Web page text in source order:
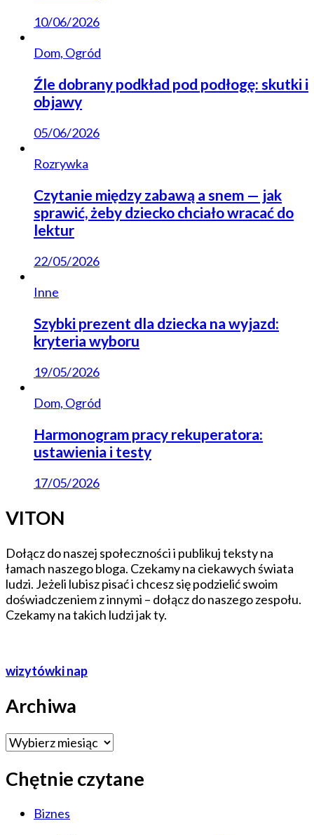
10/06/2026
Dom, Ogród
Źle dobrany podkład pod podłogę: skutki i
objawy
05/06/2026
Rozrywka
Czytanie między zabawą a snem — jak
sprawić, żeby dziecko chciało wracać do
lektur
22/05/2026
Inne
Szybki prezent dla dziecka na wyjazd:
kryteria wyboru
19/05/2026
Dom, Ogród
Harmonogram pracy rekuperatora:
ustawienia i testy
17/05/2026
VITON
Dołącz do naszej społeczności i publikuj teksty na
łamach naszego bloga. Czekamy na ciekawych świata
ludzi. Jeżeli lubisz pisać i chcesz się podzielić swoim
doświadczeniem z innymi – dołącz do naszego zespołu.
Czekamy na takich ludzi jak ty.
wizytówki nap
Archiwa
Archiwa
Chętnie czytane
Biznes